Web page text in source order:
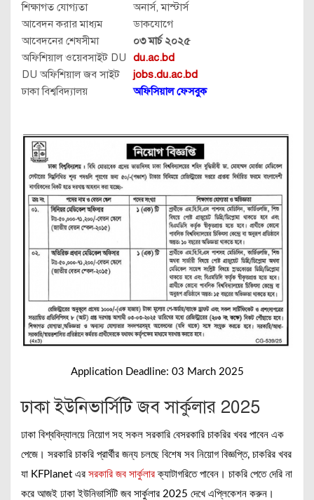
শিক্ষাগত যোগ্যতা
অনার্স, মাস্টার্স
আবেদন করার মাধ্যম
ডাকযোগে
আবেদনের শেষসীমা
০৩ মার্চ ২০২৫
অফিশিয়াল ওয়েবসাইট DU
du.ac.bd
DU অফিশিয়াল জব সাইট
jobs.du.ac.bd
ঢাকা বিশ্ববিদ্যালয়
অফিসিয়াল ফেসবুক
Application Deadline: 03 March 2025
ঢাকা ইউনিভার্সিটি জব সার্কুলার 2025
ঢাকা বিশ্ববিদ্যালয়ে নিয়োগ সহ সকল সরকারি বেসরকারি চাকরির খবর পাবেন এক
পেজে। সরকারি চাকরি প্রার্থীর জন্য চলছে বিশেষ সব নিয়োগ বিজ্ঞপ্তি, চাকরির খবর
যা KFPlanet এর সরকারি জব সার্কুলার ক্যাটাগরিতে পাবেন। চাকরি পেতে দেরি না
করে আজই ঢাকা ইউনিভার্সিটি জব সার্কুলার 2025 দেখে এপ্লিকেশন করুন।